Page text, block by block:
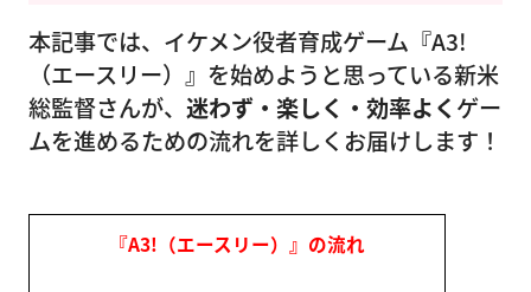
本記事では、イケメン役者育成ゲーム『A3!
（エースリー）』を始めようと思っている新米
総監督さんが、 迷わず・楽しく・効率よくゲー
ムを進めるための流れを詳しくお届けします！
『A3!（エースリー）』の流れ